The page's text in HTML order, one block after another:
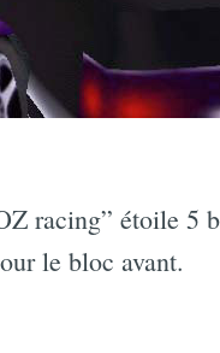
racing” étoile 5
le bloc avant.